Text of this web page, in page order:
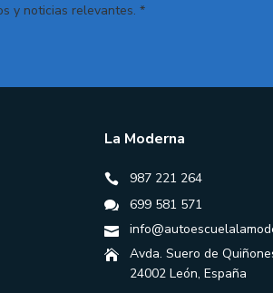
y noticias relevantes. *
La Moderna
987 221 264
699 581 571
Avda. Suero de
24002 León, España